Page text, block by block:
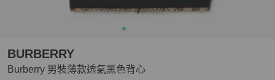
Burberry 男裝薄款透氣黑色背心
BURBERRY